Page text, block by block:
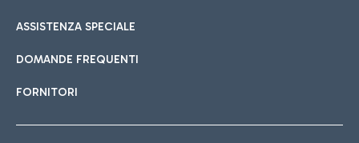
ASSISTENZA SPECIALE
DOMANDE FREQUENTI
FORNITORI